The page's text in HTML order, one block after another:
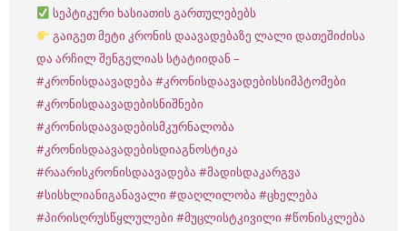
სეპტიკური ხასიათის გართულებებს
გაიგეთ მეტი კრონის დაავადებაზე ლალი დათეშიძისა
და არჩილ შენგელიას სტატიიდან –
#კრონისდაავადება #კრონისდაავადებისსიმპტომები
#კრონისდაავადებისნიშნები
#კრონისდაავადებისმკურნალობა
#კრონისდაავადებისდიაგნოსტიკა
#რაარისკრონისდაავადება #მადისდაკარგვა
#სისხლიანიგანავალი #დაღლილობა #ცხელება
#პირისღრუსწყლულები #მუცლისტკივილი #წონისკლება